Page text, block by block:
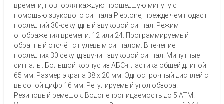
времени, повторяя каждую прошедшую минуту с
помощью звукового сигнала Pieptone, прежде чем подаст
последний 30-секундный звуковой сигнал. Режим
отображения времени: 12 или 24. Программируемый
обратный отсчёт с нулевым сигналом. В течение
последних 30 секунд звучит звуковой сигнал. Минутные
сигналы. Большой корпус из АБС-пластика общей длиной
65 мм. Размер экрана 38 x 20 мм. Однострочный дисплей с
высотой цифр 16 мм. Регулируемый угол обзора.
Резиновый ремешок. Водонепроницаемость до 5 АТМ.